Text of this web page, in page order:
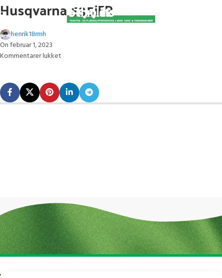
Husqvarna 535iFR
henrik18rmh
On februar 1, 2023
Kommentarer lukket